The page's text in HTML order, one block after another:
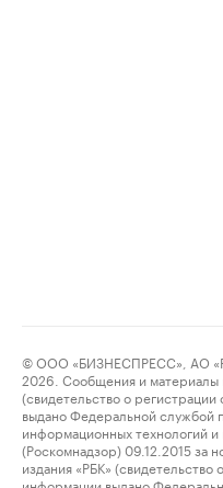
© ООО «БИЗНЕСПРЕСС», АО
2026. Сообщения и материалы
(свидетельство о
выдано Федеральной службой
информационных технологий
(Роскомнадзор) 09.12.2015
издания «РБК»